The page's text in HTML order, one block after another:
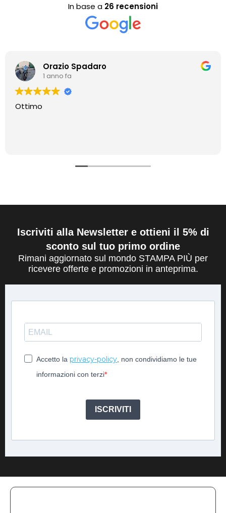
In base a 26 recensioni
Orazio Spadaro
1 anno fa
Ottimo
Iscriviti alla Newsletter e ottieni il 5% di
sconto sul tuo primo ordine
Rimani aggiornato sul mondo STAMPA PIÙ per
ricevere offerte e promozioni in anteprima.
Accetto la privacy-policy , non condividiamo le tue
informazioni con terzi
ISCRIVITI